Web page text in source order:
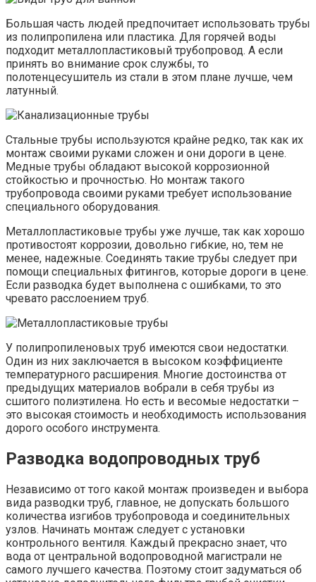
Большая часть людей предпочитает использовать трубы
из полипропилена или пластика. Для горячей воды
подходит металлопластиковый трубопровод. А если
принять во внимание срок службы, то
полотенцесушитель из стали в этом плане лучше, чем
латунный.
Стальные трубы используются крайне редко, так как их
монтаж своими руками сложен и они дороги в цене.
Медные трубы обладают высокой коррозионной
стойкостью и прочностью. Но монтаж такого
трубопровода своими руками требует использование
специального оборудования.
Металлопластиковые трубы уже лучше, так как хорошо
противостоят коррозии, довольно гибкие, но, тем не
менее, надежные. Соединять такие трубы следует при
помощи специальных фитингов, которые дороги в цене.
Если разводка будет выполнена с ошибками, то это
чревато расслоением труб.
У полипропиленовых труб имеются свои недостатки.
Один из них заключается в высоком коэффициенте
температурного расширения. Многие достоинства от
предыдущих материалов вобрали в себя трубы из
сшитого полиэтилена. Но есть и весомые недостатки –
это высокая стоимость и необходимость использования
дорого особого инструмента.
Разводка водопроводных труб
Независимо от того какой монтаж произведен и выбора
вида разводки труб, главное, не допускать большого
количества изгибов трубопровода и соединительных
узлов. Начинать монтаж следует с установки
контрольного вентиля. Каждый прекрасно знает, что
вода от центральной водопроводной магистрали не
самого лучшего качества. Поэтому стоит задуматься об